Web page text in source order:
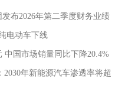
布2026年第二季度财务业绩
电动车下线
中国市场销量同比下降20.4%
年新能源汽车渗透率将超